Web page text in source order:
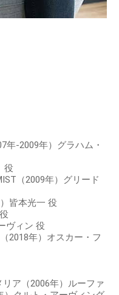
年-2009年）グラハム・
役
（2009年）グリード
皆本光一 役
ヴィン 役
2018年）オスカー・フ
ア（2006年）ルーファ